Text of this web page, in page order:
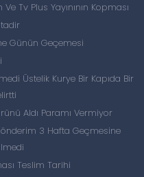
Ve Tv Plus Yayınının Kopması
Günün Geçemesi
Üstelik Kurye Bir Kapıda Bir
Aldı Paramı Vermiyor
3 Hafta Geçmesine
Teslim Tarihi